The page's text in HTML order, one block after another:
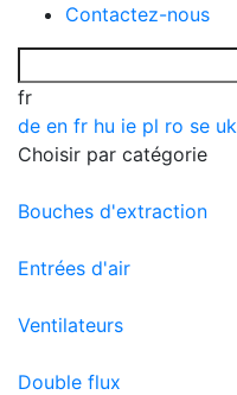
Contactez-nous
fr
de en fr hu ie pl ro se uk
Choisir par catégorie
Bouches d'extraction
Entrées d'air
Ventilateurs
Double flux